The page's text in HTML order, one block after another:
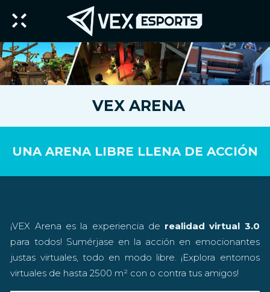
VEX ARENA
UNA ARENA LIBRE LLENA DE ACCIÓN
¡VEX Arena es la experiencia de realidad virtual 3.0
para todos! Sumérjase en la acción en emocionantes
justas virtuales, todo en modo libre. ¡Explora entornos
virtuales de hasta 2500 m² con o contra tus amigos!